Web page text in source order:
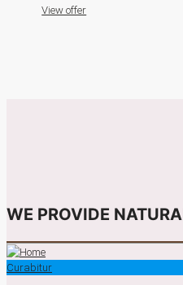
View offer
WE PROVIDE
Curabitur